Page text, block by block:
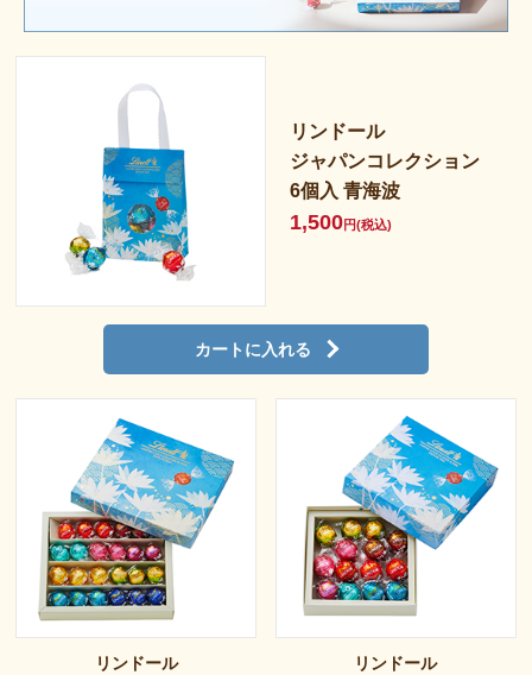
リンドール
ジャパンコレクション
6個入 青海波
1,500円(税込)
カートに入れる
リンドール
リンドール